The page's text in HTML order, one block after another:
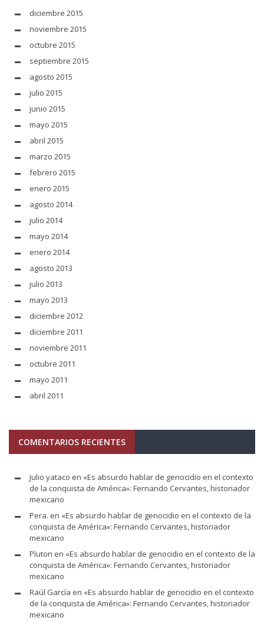
diciembre 2015
noviembre 2015
octubre 2015
septiembre 2015
agosto 2015
julio 2015
junio 2015
mayo 2015
abril 2015
marzo 2015
febrero 2015
enero 2015
agosto 2014
julio 2014
mayo 2014
enero 2014
agosto 2013
julio 2013
mayo 2013
diciembre 2012
diciembre 2011
noviembre 2011
octubre 2011
mayo 2011
abril 2011
COMENTARIOS RECIENTES
Julio yataco en «Es absurdo hablar de genocidio en el contexto
de la conquista de América»: Fernando Cervantes, historiador
mexicano
Pera. en «Es absurdo hablar de genocidio en el contexto de la
conquista de América»: Fernando Cervantes, historiador
mexicano
Pluton en «Es absurdo hablar de genocidio en el contexto de la
conquista de América»: Fernando Cervantes, historiador
mexicano
Raúl García en «Es absurdo hablar de genocidio en el contexto
de la conquista de América»: Fernando Cervantes, historiador
mexicano